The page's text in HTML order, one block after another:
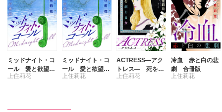
ミッドナイト・コ
ール 愛と欲望の
悲劇 合冊版
上住莉花
ミッドナイト・コ
ール 愛と欲望の
悲劇 分冊版
上住莉花
ACTRESS―アク
トレス― 死を演
じる女 合冊版
上住莉花
冷血 赤と白の悲
劇 合冊版
上住莉花